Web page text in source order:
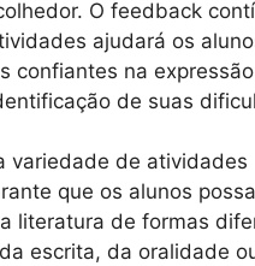
O feedback
ajudará os
confiantes na
de suas
variedade de atividades
que os alunos
literatura de formas
escrita, da oralidade